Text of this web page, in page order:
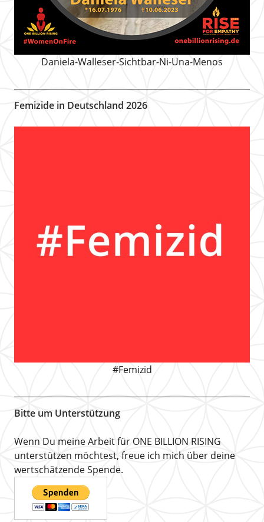
Daniela-Walleser-Sichtbar-Ni-Una-Menos
Femizide in Deutschland 2026
#Femizid
Bitte um Unterstützung
Wenn Du meine Arbeit für ONE BILLION RISING
unterstützen möchtest, freue ich mich über deine
wertschätzende Spende.